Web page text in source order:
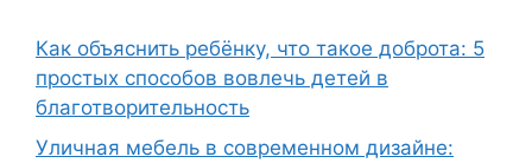
Как объяснить ребёнку, что такое доброта: 5
простых способов вовлечь детей в
благотворительность
Уличная мебель в современном дизайне: